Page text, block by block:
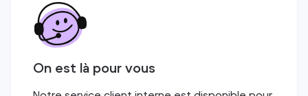
On est là pour vous